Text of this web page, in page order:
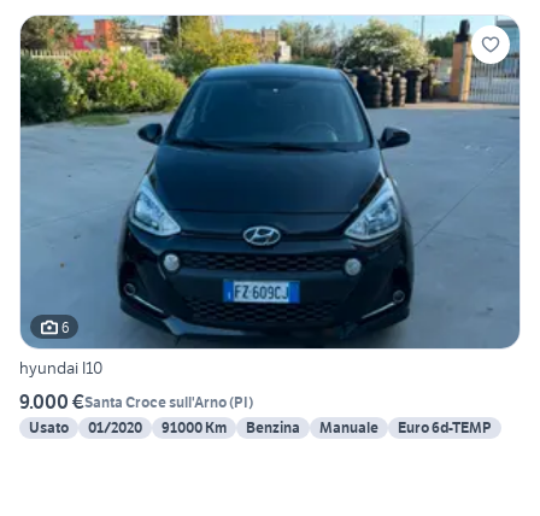
6
hyundai I10
9.000 €Santa Croce sull'Arno(PI)
Usato
01/2020 91000 Km Benzina Manuale Euro 6d-TEMP